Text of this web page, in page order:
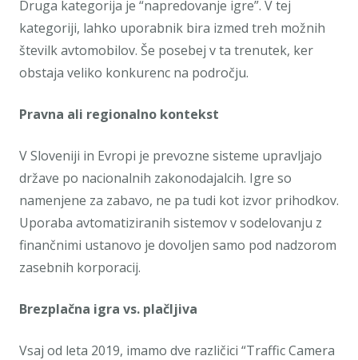
Druga kategorija je “napredovanje igre”. V tej
kategoriji, lahko uporabnik bira izmed treh možnih
številk avtomobilov. Še posebej v ta trenutek, ker
obstaja veliko konkurenc na področju.
Pravna ali regionalno kontekst
V Sloveniji in Evropi je prevozne sisteme upravljajo
države po nacionalnih zakonodajalcih. Igre so
namenjene za zabavo, ne pa tudi kot izvor prihodkov.
Uporaba avtomatiziranih sistemov v sodelovanju z
finančnimi ustanovo je dovoljen samo pod nadzorom
zasebnih korporacij.
Brezplačna igra vs. plačljiva
Vsaj od leta 2019, imamo dve različici “Traffic Camera